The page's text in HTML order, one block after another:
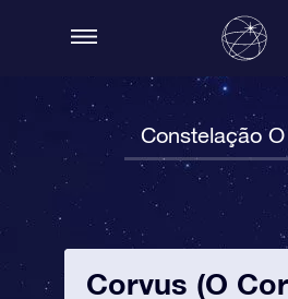
Constelação
Corvus (O